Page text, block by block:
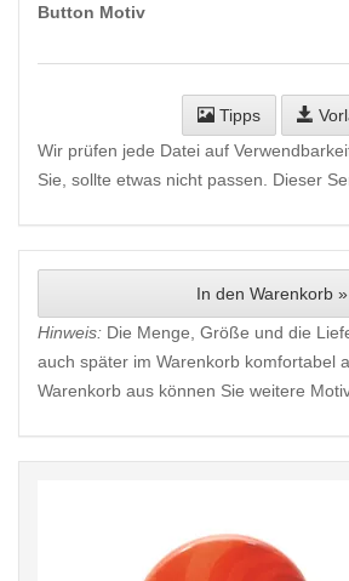
Button Motiv
Tipps
Wir prüfen jede Datei auf
Sie, sollte etwas nicht passen. Dieser
In den Warenkorb »
Hinweis: Die Menge, Größe und die
auch später im Warenkorb komfortabel
Warenkorb aus können Sie weitere